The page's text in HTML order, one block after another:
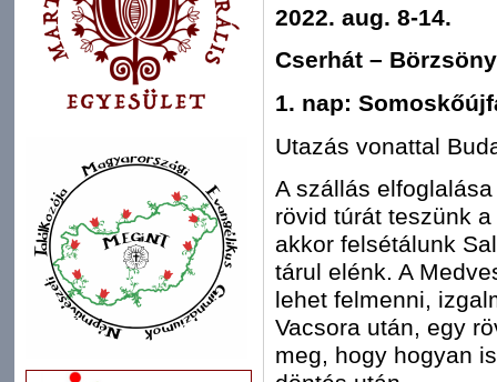
2022. aug. 8-14.
Cserhát –
1. nap:
Utazás vonattal
A szállás
rövid túrát teszünk
akkor felsétálunk
tárul elénk. A
lehet felmenni,
Vacsora után, egy
meg, hogy hogyan